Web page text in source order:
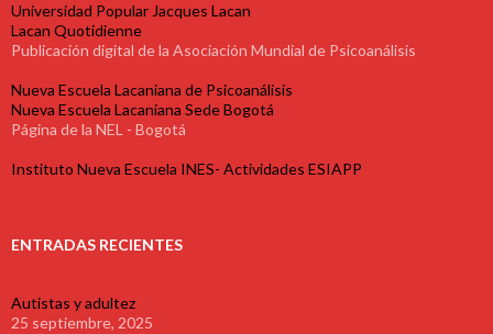
Universidad Popular Jacques Lacan
Lacan Quotidienne
Publicación digital de la Asociación Mundial de Psicoanálisis
Nueva Escuela Lacaniana de Psicoanálisis
Nueva Escuela Lacaniana Sede Bogotá
Página de la NEL - Bogotá
Instituto Nueva Escuela INES- Actividades ESIAPP
ENTRADAS RECIENTES
Autistas y adultez
25 septiembre, 2025